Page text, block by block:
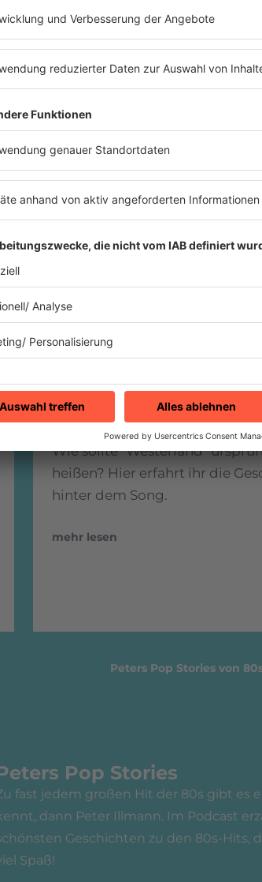
Hits aus dem 80s80s
1988
die ärzte "Westerland"
Wie sollte "Westerland"
heißen? Hier erfahrt ihr die
hinter dem Song.
mehr lesen
Peters Pop Stories von
Pop Stories
fast jedem großen Hit der 80s gibt es
dann Peter Illmann. Im Podcast
Geschichten zu den 80s-Hits,
Spaß!